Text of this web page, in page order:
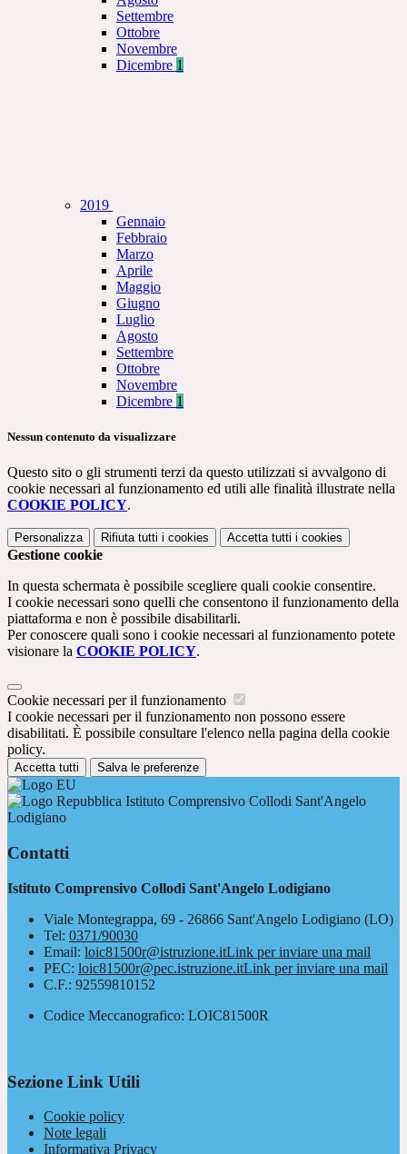
Settembre
Ottobre
Novembre
Dicembre 1
2019
Gennaio
Febbraio
Marzo
Aprile
Maggio
Giugno
Luglio
Agosto
Settembre
Ottobre
Novembre
Dicembre 1
Nessun contenuto da visualizzare
Questo sito o gli strumenti terzi da questo utilizzati si avvalgono di
cookie necessari al funzionamento ed utili alle finalità illustrate nella
COOKIE POLICY.
Personalizza Rifiuta tutti i cookies Accetta tutti i cookies
Gestione cookie
In questa schermata è possibile scegliere quali cookie consentire.
I cookie necessari sono quelli che consentono il funzionamento della
piattaforma e non è possibile disabilitarli.
Per conoscere quali sono i cookie necessari al funzionamento potete
visionare la COOKIE POLICY.
Cookie necessari per il funzionamento
I cookie necessari per il funzionamento non possono essere
disabilitati. È possibile consultare l'elenco nella pagina della cookie
policy.
Accetta tutti Salva le preferenze
Istituto Comprensivo Collodi Sant'Angelo
Lodigiano
Contatti
Istituto Comprensivo Collodi Sant'Angelo Lodigiano
Viale Montegrappa, 69 - 26866 Sant'Angelo Lodigiano (LO)
Tel: 0371/90030
Email: loic81500r@istruzione.itLink per inviare una mail
PEC: loic81500r@pec.istruzione.itLink per inviare una mail
C.F.: 92559810152
Codice Meccanografico: LOIC81500R
Sezione Link Utili
Cookie policy
Note legali
Informativa Privacy